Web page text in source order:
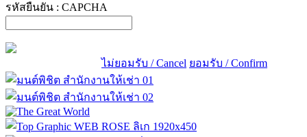
รหัสยืนยัน : CAPCHA
ไม่ยอมรับ / Cancel ยอมรับ / Confirm